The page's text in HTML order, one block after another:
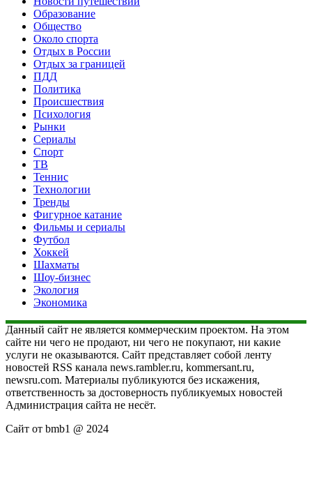
Образование
Общество
Около спорта
Отдых в России
Отдых за границей
ПДД
Политика
Происшествия
Психология
Рынки
Сериалы
Спорт
ТВ
Теннис
Технологии
Тренды
Фигурное катание
Фильмы и сериалы
Футбол
Хоккей
Шахматы
Шоу-бизнес
Экология
Экономика
Данный сайт не является коммерческим проектом. На этом
сайте ни чего не продают, ни чего не покупают, ни какие
услуги не оказываются. Сайт представляет собой ленту
новостей RSS канала news.rambler.ru, kommersant.ru,
newsru.com. Материалы публикуются без искажения,
ответственность за достоверность публикуемых новостей
Администрация сайта не несёт.
Сайт от bmb1 @ 2024